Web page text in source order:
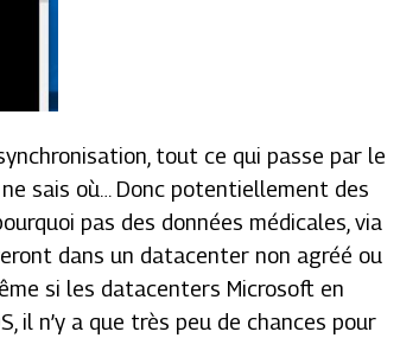
tout ce qui passe par le
sais où… Donc potentiellement des
pas des données médicales, via
dans un datacenter non agréé ou
si les datacenters Microsoft en
il n’y a que très peu de chances pour